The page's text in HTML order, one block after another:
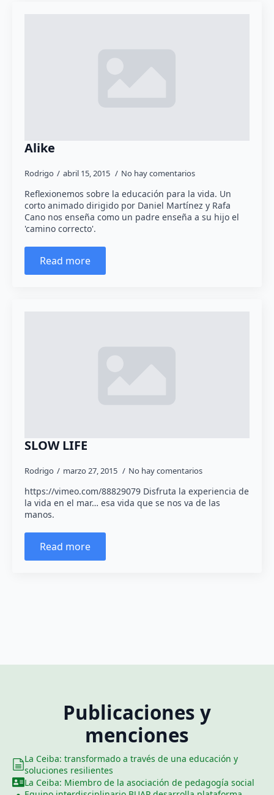
Alike
Rodrigo abril 15, 2015 No hay comentarios
Reflexionemos sobre la educación para la vida. Un
corto animado dirigido por Daniel Martínez y Rafa
Cano nos enseña como un padre enseña a su hijo el
'camino correcto'.
Read more
SLOW LIFE
Rodrigo marzo 27, 2015 No hay comentarios
https://vimeo.com/88829079 Disfruta la experiencia de
la vida en el mar… esa vida que se nos va de las
manos.
Read more
Publicaciones y
menciones
La Ceiba: transformado a través de una educación y
soluciones resilientes
La Ceiba: Miembro de la asociación de pedagogía social